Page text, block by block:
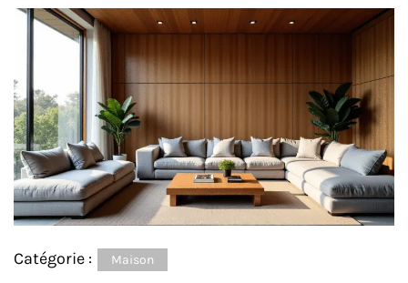
Catégorie : Maison